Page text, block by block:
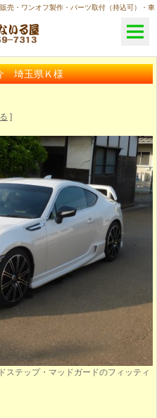
・ワンオフ製作・パーツ取付（持込可）・車
埼玉県Ｋ様
]
ステップ・マッドガードのフィッティ